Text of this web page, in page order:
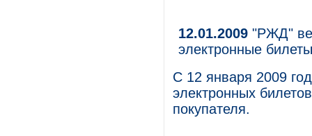
12.01.2009 "РЖД"
электронные
С 12 января 2009
электронных
покупателя.